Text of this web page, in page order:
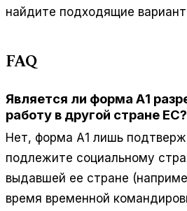
найдите подходящие
FAQ
Является ли форма А1
работу в другой стране ЕС?
Нет, форма А1 лишь
подлежите социальному
выдавшей ее стране
время временной